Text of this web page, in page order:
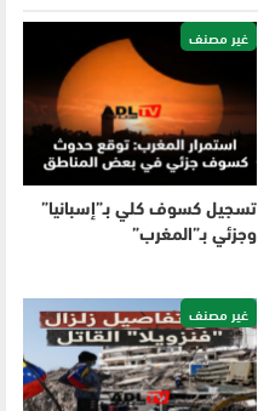
غير مصنف
تسجيل كسوف كلي بـ”إسبانيا”
وجزئي بـ”المغرب”
غير مصنف